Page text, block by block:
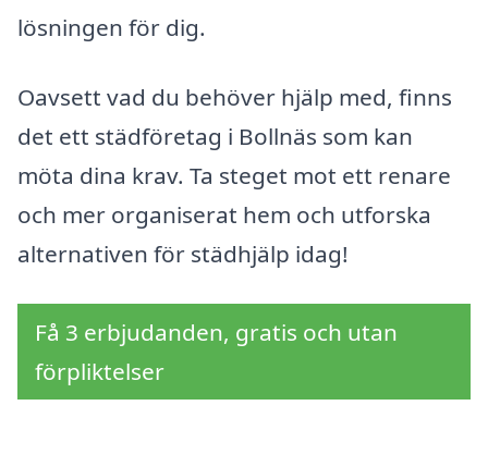
lösningen för dig.
Oavsett vad du behöver hjälp med, finns
det ett städföretag i Bollnäs som kan
möta dina krav. Ta steget mot ett renare
och mer organiserat hem och utforska
alternativen för städhjälp idag!
Få 3 erbjudanden, gratis och utan
förpliktelser